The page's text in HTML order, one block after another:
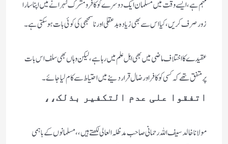
مہم ہے، ایسے وقت میں مسلمان ایک دوسرے کو کافر و مشرک ٹہرانے میں اپنا سارا
زور صرف کریں ،کیا اس سے بھی زیادہ بدعقلی اور ناسمجھی کی کوئی بات ہوسکتی ہے ۔
عقیدے کا اختلاف ماضی میں بھی اہل علم میں رہا ہے ،لیکن وہاں بھی سلف اس بات
پر متفق تھے کہ کسی کو کافر اور ضال قرار دینے میں احتیاط سے کام لیا جائے ۔
اتفقوا علی عدم التکفیر بذلک،،
مولانا خالد سیف اللہ رحمانی صاحب مدظلہ العالی لکھتے ہیں ،، مسلمانوں کے باہمی